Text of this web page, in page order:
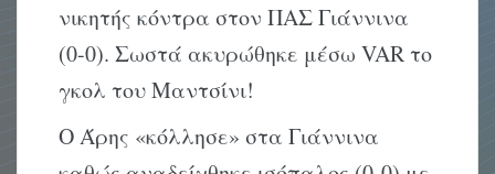
νικητής κόντρα στον ΠΑΣ Γιάννινα
(0-0). Σωστά ακυρώθηκε μέσω VAR το
γκολ του Μαντσίνι!
Ο Άρης «κόλλησε» στα Γιάννινα